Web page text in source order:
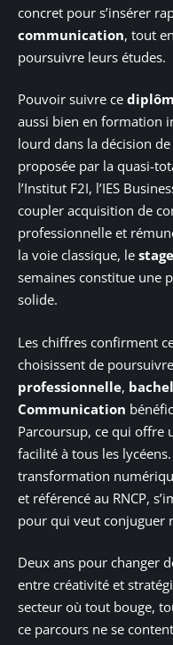
concret pour s’insérer
communication, tout
poursuivre leurs études.
Pouvoir suivre ce
aussi bien en formation
lourd dans la décision
proposée par la quasi-
l’Institut F2I, l’IES
coupler acquisition de
professionnelle et
la voie classique, le
semaines constitue une
solide.
Les chiffres confirment
choisissent de
professionnelle,
Communication
Parcoursup, ce qui offre
facilité à tous les
transformation
et référencé au RNCP,
pour qui veut conjuguer
Deux ans pour changer
entre créativité et
secteur où tout bouge,
ce parcours ne se